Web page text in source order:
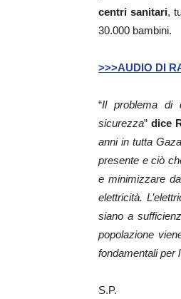
centri sanitari,
30.000 bambini.
>>>AUDIO DI
“Il problema di
sicurezza” dice
anni in tutta
presente e ciò
e minimizzare
elettricità.
siano a
popolazione
fondamentali per
S.P.